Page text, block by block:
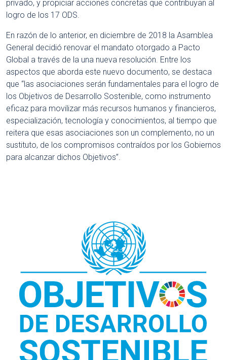
privado, y propiciar acciones concretas que contribuyan al
logro de los 17 ODS.
En razón de lo anterior, en diciembre de 2018 la Asamblea
General decidió renovar el mandato otorgado a Pacto
Global a través de la una nueva resolución. Entre los
aspectos que aborda este nuevo documento, se destaca
que “las asociaciones serán fundamentales para el logro de
los Objetivos de Desarrollo Sostenible, como instrumento
eficaz para movilizar más recursos humanos y financieros,
especialización, tecnología y conocimientos, al tiempo que
reitera que esas asociaciones son un complemento, no un
sustituto, de los compromisos contraídos por los Gobiernos
para alcanzar dichos Objetivos”.